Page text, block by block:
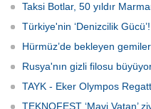
Taksi Botlar, 50 yıldır
Türkiye'nin ‘Denizcilik Gücü’!
Hürmüz’de bekleyen
Rusya'nın gizli filosu
TAYK - Eker Olympos
TEKNOFEST ‘Mavi Vatan’